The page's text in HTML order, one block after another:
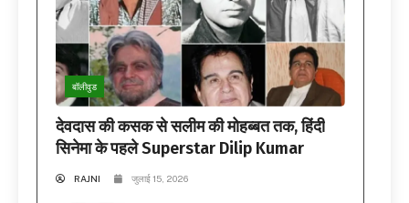
बॉलीवुड
देवदास की कसक से सलीम की मोहब्बत तक, हिंदी
सिनेमा के पहले Superstar Dilip Kumar
RAJNI जुलाई 15, 2026